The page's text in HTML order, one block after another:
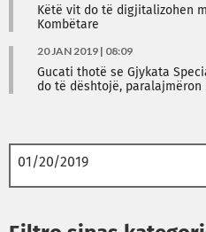
Këtë vit do të digjitalizohen
Kombëtare
20 JAN 2019 | 08:09
Gucati thotë se Gjykata
do të dështojë, paralajmëron